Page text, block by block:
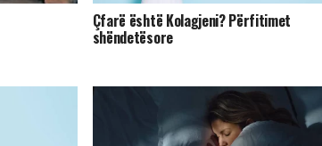
Çfarë është Kolagjeni? Përfitimet
shëndetësore